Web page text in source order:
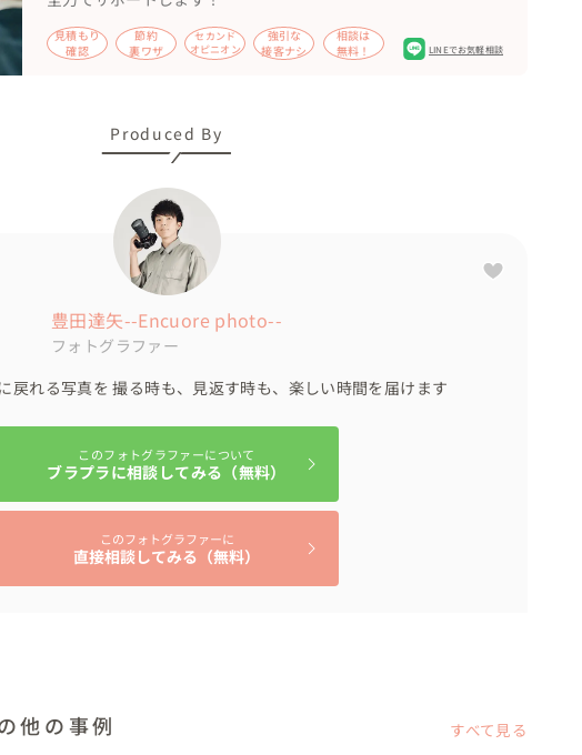
ほしい」
たい！」
非ご相談ください！
大切な瞬間。
いを全力でいたします！
見積もり
確認
節約
裏ワザ
セカンド
オピニオン
強引な
接客ナシ
相談は
無料！
LINEでお気軽相談
Produced By
豊田達矢--Encuore photo--
フォトグラファー
戻れる写真を 撮る時も、見返す時も、楽しい時間を届けます
このフォトグラファーについて
ブラプラに相談してみる（無料）
このフォトグラファーに
直接相談してみる（無料）
他の事例 すべて見る